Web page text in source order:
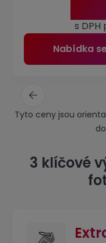
s
Nabídka
Tyto ceny jsou
3 klíčové